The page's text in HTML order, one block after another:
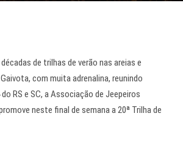
de trilhas de verão nas areias e
com muita adrenalina, reunindo
RS e SC, a Associação de Jeepeiros
neste final de semana a 20ª Trilha de